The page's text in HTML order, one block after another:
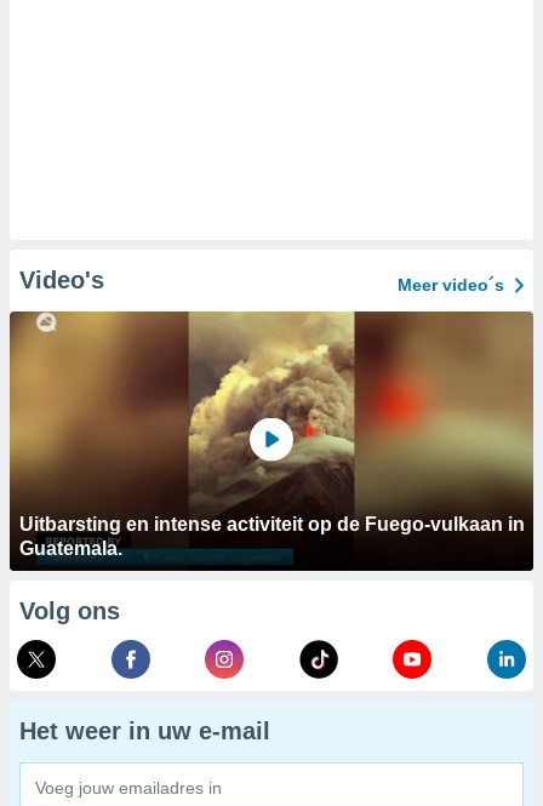
Video's Meer video´s
Uitbarsting en intense activiteit op de Fuego-vulkaan in
Guatemala.
Volg ons
Het weer in uw e-mail